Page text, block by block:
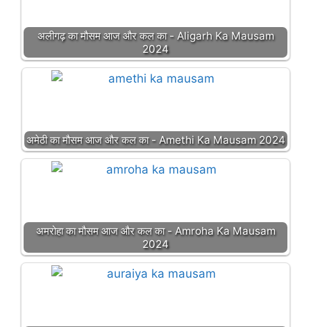
अलीगढ़ का मौसम आज और कल का - Aligarh Ka Mausam
2024
अमेठी का मौसम आज और कल का - Amethi Ka Mausam 2024
अमरोहा का मौसम आज और कल का - Amroha Ka Mausam
2024